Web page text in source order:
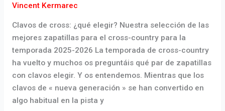
Vincent Kermarec
Clavos de cross: ¿qué elegir? Nuestra selección de las
mejores zapatillas para el cross-country para la
temporada 2025-2026 La temporada de cross-country
ha vuelto y muchos os preguntáis qué par de zapatillas
con clavos elegir. Y os entendemos. Mientras que los
clavos de « nueva generación » se han convertido en
algo habitual en la pista y